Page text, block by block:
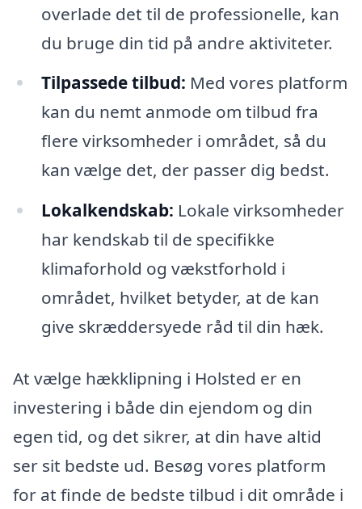
overlade det til de professionelle, kan
du bruge din tid på andre aktiviteter.
Tilpassede tilbud: Med vores platform
kan du nemt anmode om tilbud fra
flere virksomheder i området, så du
kan vælge det, der passer dig bedst.
Lokalkendskab: Lokale virksomheder
har kendskab til de specifikke
klimaforhold og vækstforhold i
området, hvilket betyder, at de kan
give skræddersyede råd til din hæk.
At vælge hækklipning i Holsted er en
investering i både din ejendom og din
egen tid, og det sikrer, at din have altid
ser sit bedste ud. Besøg vores platform
for at finde de bedste tilbud i dit område i